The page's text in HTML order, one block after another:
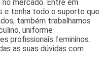
mercado. Entre em
e tenha todo o suporte que
também trabalhamos
uniforme
profissionais femininos.
as suas dúvidas com